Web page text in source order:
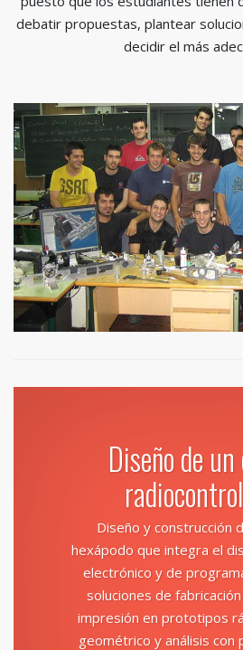
debatir propuestas, plantear
decidir el más
Diseño de
Diseño y construcción
hexápodo que integra el
electrónico y de
soluciones de fabricación
impresión en prototipos
geométrico y análisis con